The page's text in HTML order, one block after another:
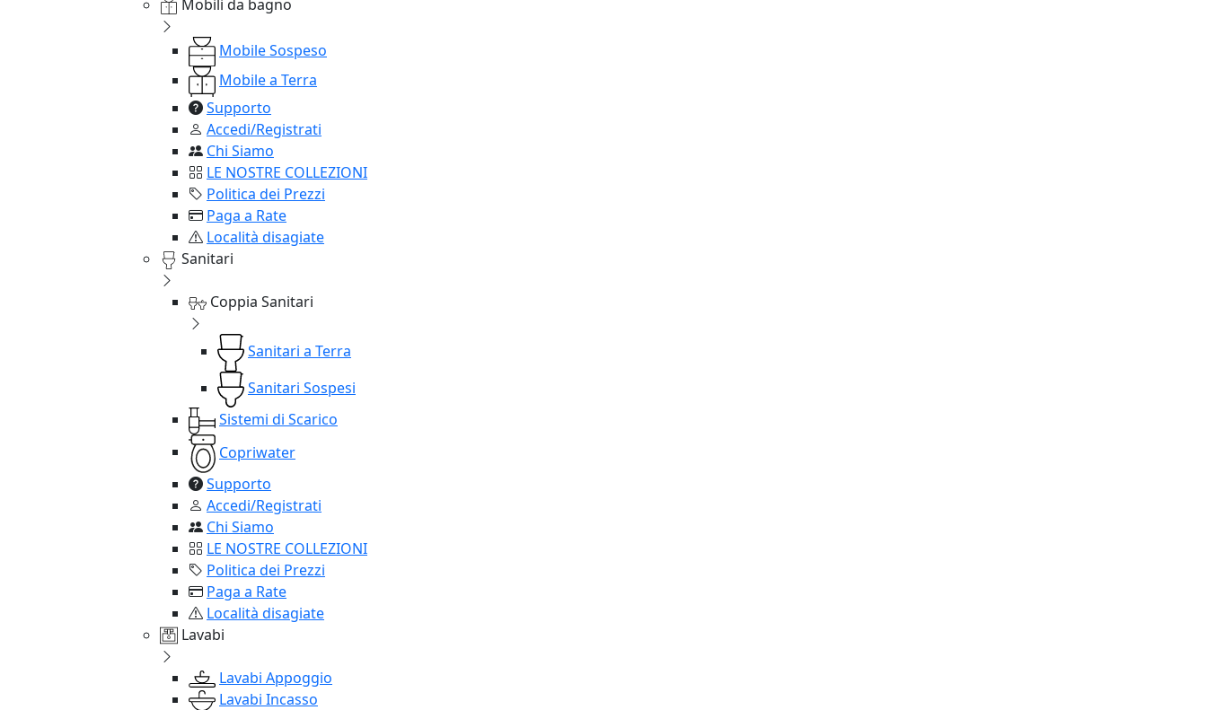
Mobili da bagno
Mobile Sospeso
Mobile a Terra
Supporto
Accedi/Registrati
Chi Siamo
LE NOSTRE COLLEZIONI
Politica dei Prezzi
Paga a Rate
Località disagiate
Sanitari
Coppia Sanitari
Sanitari a Terra
Sanitari Sospesi
Sistemi di Scarico
Copriwater
Supporto
Accedi/Registrati
Chi Siamo
LE NOSTRE COLLEZIONI
Politica dei Prezzi
Paga a Rate
Località disagiate
Lavabi
Lavabi Appoggio
Lavabi Incasso